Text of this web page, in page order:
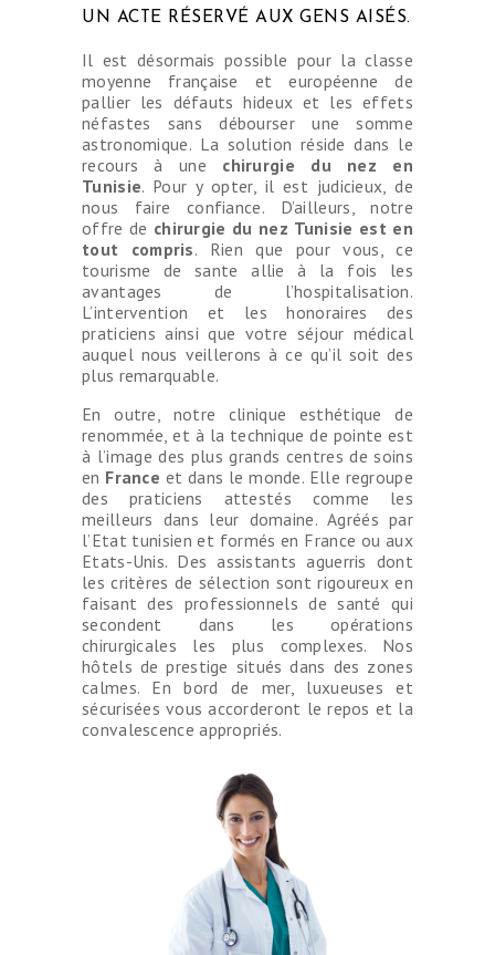
UN ACTE RÉSERVÉ AUX GENS AISÉS.
Il est désormais possible pour la classe
moyenne française et européenne de
pallier les défauts hideux et les effets
néfastes sans débourser une somme
astronomique. La solution réside dans le
recours à une chirurgie du nez en
Tunisie. Pour y opter, il est judicieux, de
nous faire confiance. D’ailleurs, notre
offre de chirurgie du nez Tunisie est en
tout compris. Rien que pour vous, ce
tourisme de sante allie à la fois les
avantages de l’hospitalisation.
L’intervention et les honoraires des
praticiens ainsi que votre séjour médical
auquel nous veillerons à ce qu’il soit des
plus remarquable.
En outre, notre clinique esthétique de
renommée, et à la technique de pointe est
à l’image des plus grands centres de soins
en France et dans le monde. Elle regroupe
des praticiens attestés comme les
meilleurs dans leur domaine. Agréés par
l’Etat tunisien et formés en France ou aux
Etats-Unis. Des assistants aguerris dont
les critères de sélection sont rigoureux en
faisant des professionnels de santé qui
secondent dans les opérations
chirurgicales les plus complexes. Nos
hôtels de prestige situés dans des zones
calmes. En bord de mer, luxueuses et
sécurisées vous accorderont le repos et la
convalescence appropriés.